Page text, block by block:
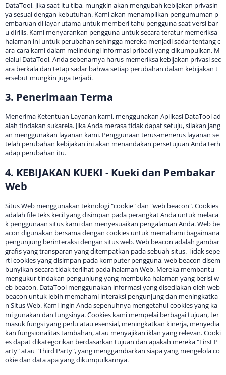
DataTool, jika saat itu tiba, mungkin akan mengubah kebijakan privasin
ya sesuai dengan kebutuhan. Kami akan menampilkan pengumuman p
embaruan di layar utama untuk memberi tahu pengguna saat versi bar
u dirilis. Kami menyarankan pengguna untuk secara teratur memeriksa
halaman ini untuk perubahan sehingga mereka menjadi sadar tentang c
ara-cara kami dalam melindungi informasi pribadi yang dikumpulkan. M
elalui DataTool, Anda sebenarnya harus memeriksa kebijakan privasi sec
ara berkala dan tetap sadar bahwa setiap perubahan dalam kebijakan t
ersebut mungkin juga terjadi.
3. Penerimaan Terma
Menerima Ketentuan Layanan kami, menggunakan Aplikasi DataTool ad
alah tindakan sukarela. Jika Anda merasa tidak dapat setuju, silakan jang
an menggunakan layanan kami. Penggunaan terus-menerus layanan se
telah perubahan kebijakan ini akan menandakan persetujuan Anda terh
adap perubahan itu.
4. KEBIJAKAN KUEKI - Kueki dan Pembakar
Web
Situs Web menggunakan teknologi "cookie" dan "web beacon". Cookies
adalah file teks kecil yang disimpan pada perangkat Anda untuk melaca
k penggunaan situs kami dan menyesuaikan pengalaman Anda. Web be
acon digunakan bersama dengan cookies untuk memahami bagaimana
pengunjung berinteraksi dengan situs web. Web beacon adalah gambar
grafis yang transparan yang ditempatkan pada sebuah situs. Tidak sepe
rti cookies yang disimpan pada komputer pengguna, web beacon disem
bunyikan secara tidak terlihat pada halaman Web. Mereka membantu
mengukur tindakan pengunjung yang membuka halaman yang berisi w
eb beacon. DataTool menggunakan informasi yang disediakan oleh web
beacon untuk lebih memahami interaksi pengunjung dan meningkatka
n Situs Web. Kami ingin Anda sepenuhnya mengetahui cookies yang ka
mi gunakan dan fungsinya. Cookies kami mempelai berbagai tujuan, ter
masuk fungsi yang perlu atau esensial, meningkatkan kinerja, menyedia
kan fungsionalitas tambahan, atau menyajikan iklan yang relevan. Cooki
es dapat dikategorikan berdasarkan tujuan dan apakah mereka "First P
arty" atau "Third Party", yang menggambarkan siapa yang mengelola co
okie dan data apa yang dikumpulkannya.